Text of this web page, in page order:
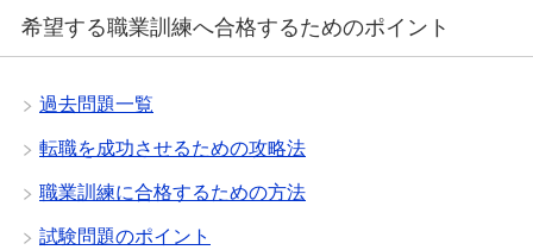
希望する職業訓練へ合格するためのポイント
過去問題一覧
転職を成功させるための攻略法
職業訓練に合格するための方法
試験問題のポイント